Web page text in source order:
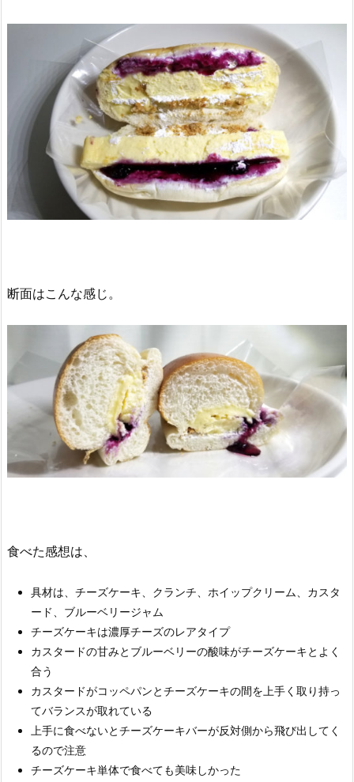
断面はこんな感じ。
食べた感想は、
具材は、チーズケーキ、クランチ、ホイップクリーム、カスタ
ード、ブルーベリージャム
チーズケーキは濃厚チーズのレアタイプ
カスタードの甘みとブルーベリーの酸味がチーズケーキとよく
合う
カスタードがコッペパンとチーズケーキの間を上手く取り持っ
てバランスが取れている
上手に食べないとチーズケーキバーが反対側から飛び出してく
るので注意
チーズケーキ単体で食べても美味しかった